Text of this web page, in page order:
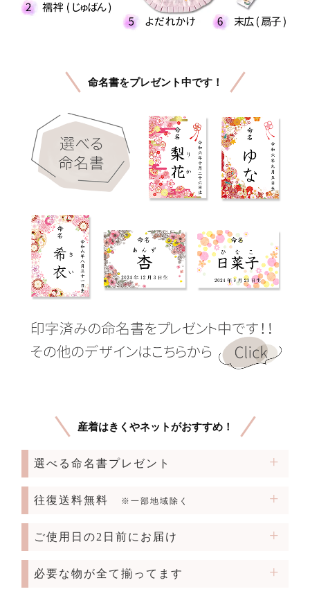
命名書をプレゼント中です！
産着はきくやネットがおすすめ！
選べる命名書プレゼント
往復送料無料 ※一部地域除く
ご使用日の2日前にお届け
必要な物が全て揃ってます